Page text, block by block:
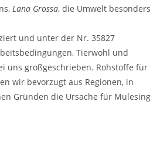
Lana Grossa, die Umwelt besonders
und unter der Nr. 35827
Tierwohl und
uns großgeschrieben. Rohstoffe für
wir bevorzugt aus Regionen, in
Gründen die Ursache für Mulesing